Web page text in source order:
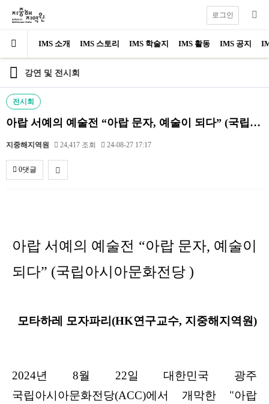
IMS 소개 IMS 스토리 IMS 학술지 IMS 활동 IMS 공지
로그인
강연 및 전시회
전시회
아랍 서예의 예술전 “아랍 문자, 예술이 되다” (국립…
지중해지역원 24,417 조회 24-08-27 17:17
0댓글
아랍 서예의 예술전 “아랍 문자, 예술이
되다” (국립아시아문화전당 )
모타하레 모자파리(HK연구교수, 지중해지역원)
2024년 8월 22일 대한민국 광주
국립아시아문화전당(ACC)에서 개막한 "아랍